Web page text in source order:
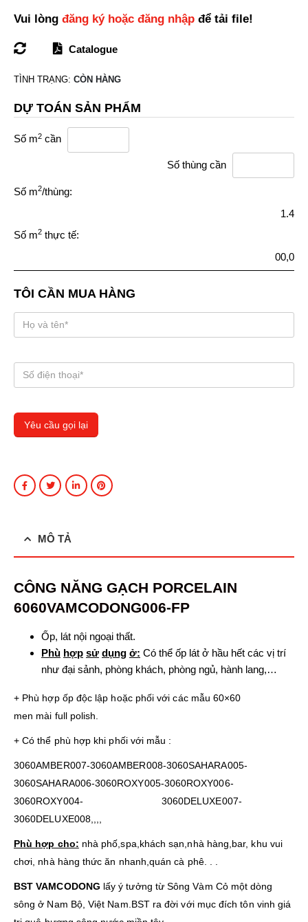
Vui lòng đăng ký hoặc đăng nhập để tải file!
Catalogue
TÌNH TRẠNG: CÒN HÀNG
DỰ TOÁN SẢN PHẨM
Số m2 cần
Số thùng cần
Số m2/thùng:
1.4
Số m2 thực tế:
00,0
TÔI CẦN MUA HÀNG
MÔ TẢ
CÔNG NĂNG GẠCH PORCELAIN
6060VAMCODONG006-FP
Ốp, lát nội ngoại thất.
Phù hợp sử dụng ở: Có thể ốp lát ở hầu hết các vị trí
như đại sảnh, phòng khách, phòng ngủ, hành lang,…
+ Phù hợp ốp độc lập hoặc phối với các mẫu 60×60
men mài full polish.
+ Có thể phù hợp khi phối với mẫu :
3060AMBER007-3060AMBER008-3060SAHARA005-
3060SAHARA006-3060ROXY005-3060ROXY006-
3060ROXY004- 3060DELUXE007-
3060DELUXE008,,,,
Phù hợp cho: nhà phố,spa,khách sạn,nhà hàng,bar, khu vui
chơi, nhà hàng thức ăn nhanh,quán cà phê. . .
BST VAMCODONG lấy ý tưởng từ Sông Vàm Cỏ một dòng
sông ở Nam Bộ, Việt Nam.BST ra đời với mục đích tôn vinh giá